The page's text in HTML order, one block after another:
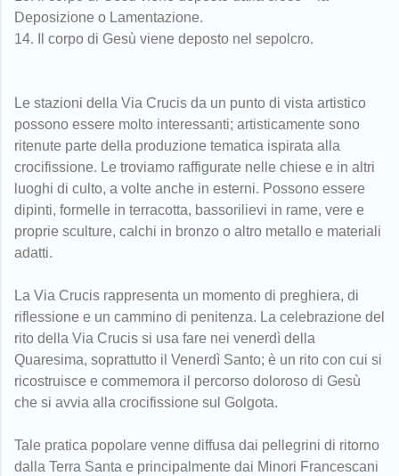
Deposizione o Lamentazione.
14. Il corpo di Gesù viene deposto nel sepolcro.
Le stazioni della Via Crucis da un punto di vista artistico
possono essere molto interessanti; artisticamente sono
ritenute parte della produzione tematica ispirata alla
crocifissione. Le troviamo raffigurate nelle chiese e in altri
luoghi di culto, a volte anche in esterni. Possono essere
dipinti, formelle in terracotta, bassorilievi in rame, vere e
proprie sculture, calchi in bronzo o altro metallo e materiali
adatti.
La Via Crucis rappresenta un momento di preghiera, di
riflessione e un cammino di penitenza. La celebrazione del
rito della Via Crucis si usa fare nei venerdì della
Quaresima, soprattutto il Venerdì Santo; è un rito con cui si
ricostruisce e commemora il percorso doloroso di Gesù
che si avvia alla crocifissione sul Golgota.
Tale pratica popolare venne diffusa dai pellegrini di ritorno
dalla Terra Santa e principalmente dai Minori Francescani